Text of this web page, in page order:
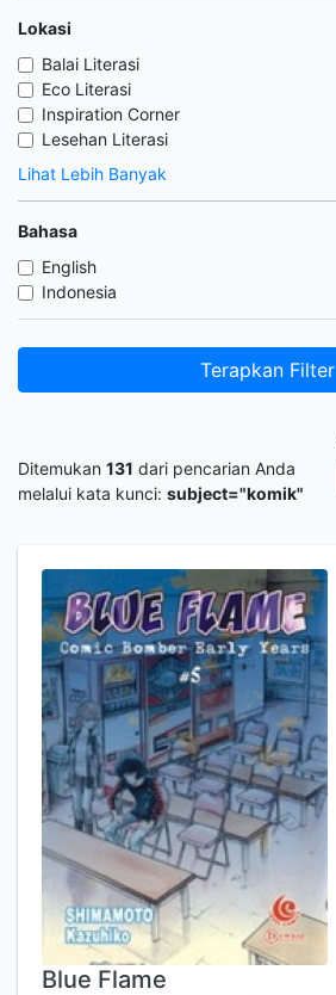
Lokasi
Balai Literasi
Eco Literasi
Inspiration Corner
Lesehan Literasi
Lihat Lebih Banyak
Bahasa
English
Indonesia
Terapkan Filter
Ditemukan 131 dari pencarian Anda
melalui kata kunci: subject="komik"
Blue Flame